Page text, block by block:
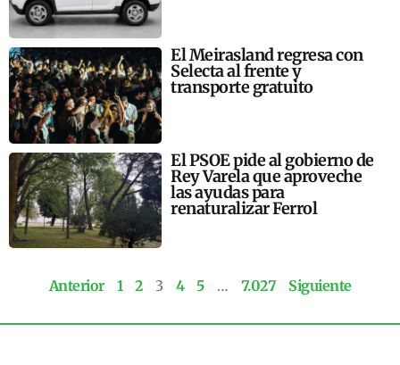
El Meirasland regresa con
Selecta al frente y
transporte gratuito
El PSOE pide al gobierno de
Rey Varela que aproveche
las ayudas para
renaturalizar Ferrol
Anterior 1 2 3 4 5 … 7.027 Siguiente